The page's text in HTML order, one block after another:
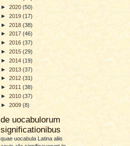
► 2020 (50)
► 2019 (17)
► 2018 (38)
► 2017 (46)
► 2016 (37)
► 2015 (29)
► 2014 (19)
► 2013 (37)
► 2012 (31)
► 2011 (38)
► 2010 (37)
► 2009 (8)
de uocabulorum
significationibus
quae uocabula Latina aliis